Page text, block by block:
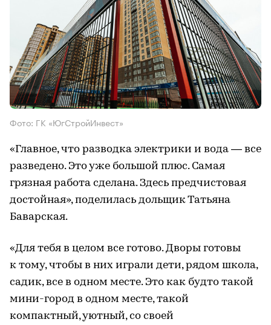
Фото: ГК «ЮгСтройИнвест»
«Главное, что разводка электрики и вода — все
разведено. Это уже большой плюс. Самая
грязная работа сделана. Здесь предчистовая
достойная», поделилась дольщик Татьяна
Баварская.
«Для тебя в целом все готово. Дворы готовы
к тому, чтобы в них играли дети, рядом школа,
садик, все в одном месте. Это как будто такой
мини-город в одном месте, такой
компактный, уютный, со своей